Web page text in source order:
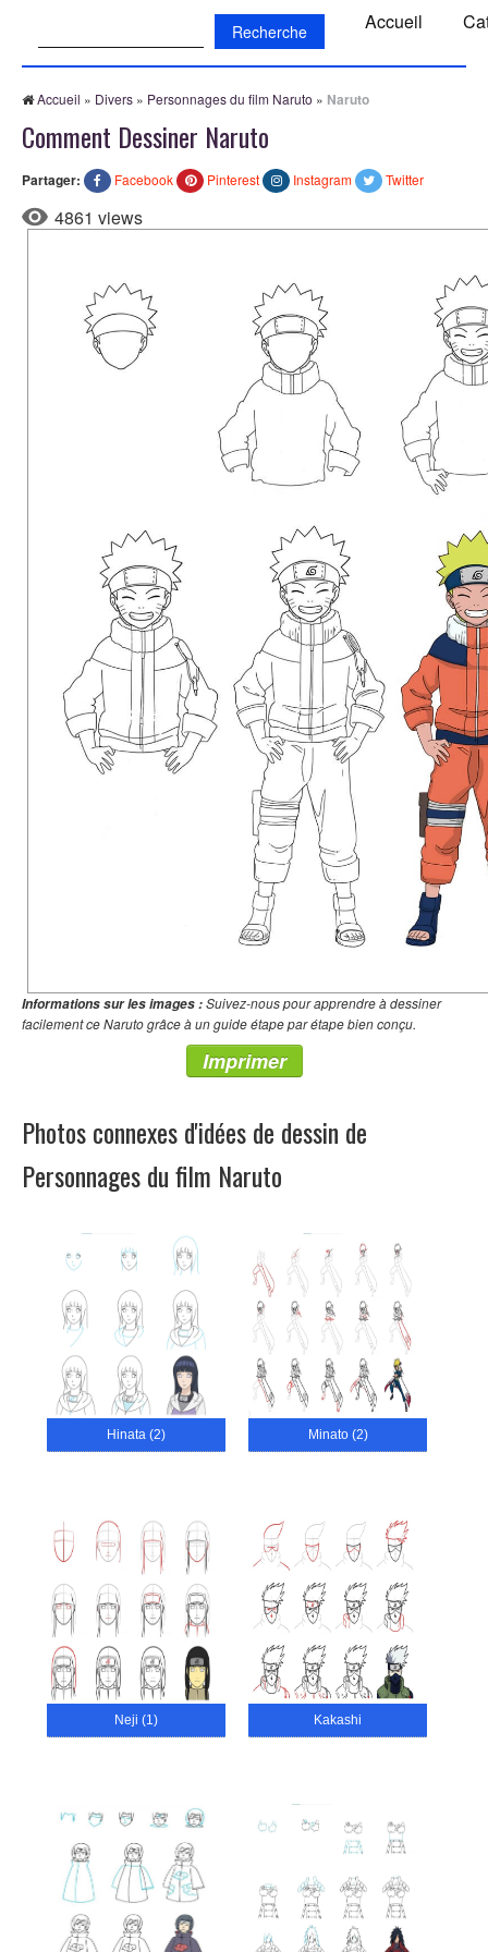
Accueil
Accueil » Divers » Personnages du film Naruto » Naruto
Comment Dessiner Naruto
Partager: Facebook Pinterest Instagram Twitter
4861 views
Informations sur les images :Suivez-nous pour apprendre à dessiner
facilement ce Naruto grâce à un guide étape par étape bien conçu.
Imprimer
Photos connexes d'idées de dessin de
Personnages du film Naruto
Hinata (2) Minato (2)
Neji (1) Kakashi